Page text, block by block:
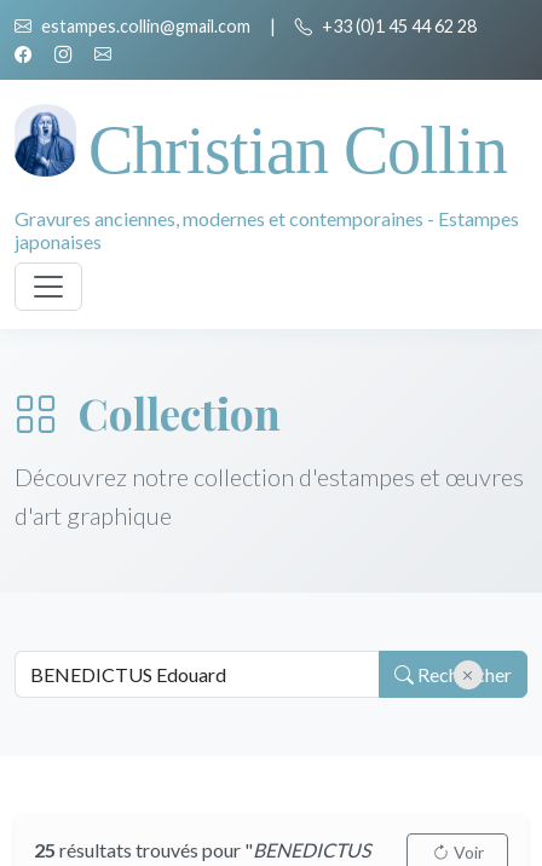
estampes.collin@gmail.com | +33 (0)1 45 44 62 28
Christian Collin
Gravures anciennes, modernes et contemporaines - Estampes
japonaises
Collection
Découvrez notre collection d'estampes et œuvres
d'art graphique
Rechercher
25 résultats trouvés pour "BENEDICTUS
Voir